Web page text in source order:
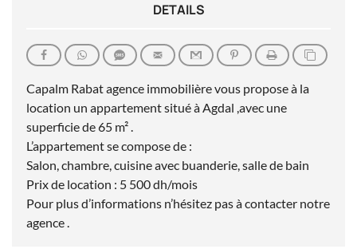
DETAILS
Capalm Rabat agence immobilière vous propose à la
location un appartement situé à Agdal ,avec une
superficie de 65 m² .
L’appartement se compose de :
Salon, chambre, cuisine avec buanderie, salle de bain
Prix de location : 5 500 dh/mois
Pour plus d’informations n’hésitez pas à contacter notre
agence .